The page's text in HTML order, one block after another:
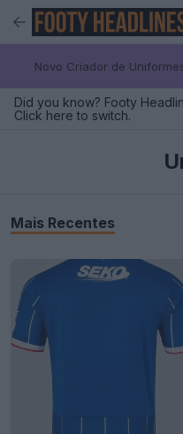
Novo Criador de
Did you know? Footy
Click here to switch.
Mais Recentes